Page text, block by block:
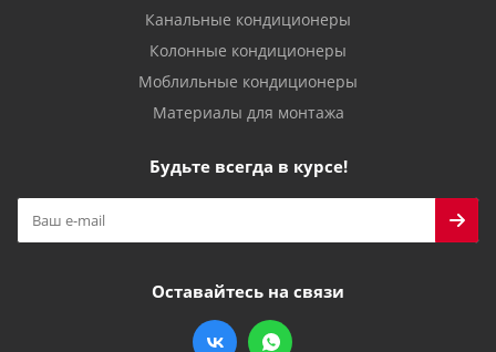
Канальные кондиционеры
Колонные кондиционеры
Моблильные кондиционеры
Материалы для монтажа
Будьте всегда в курсе!
Оставайтесь на связи